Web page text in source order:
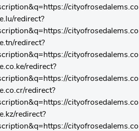
redirect?
redirect?
redirect?
redirect?
redirect?